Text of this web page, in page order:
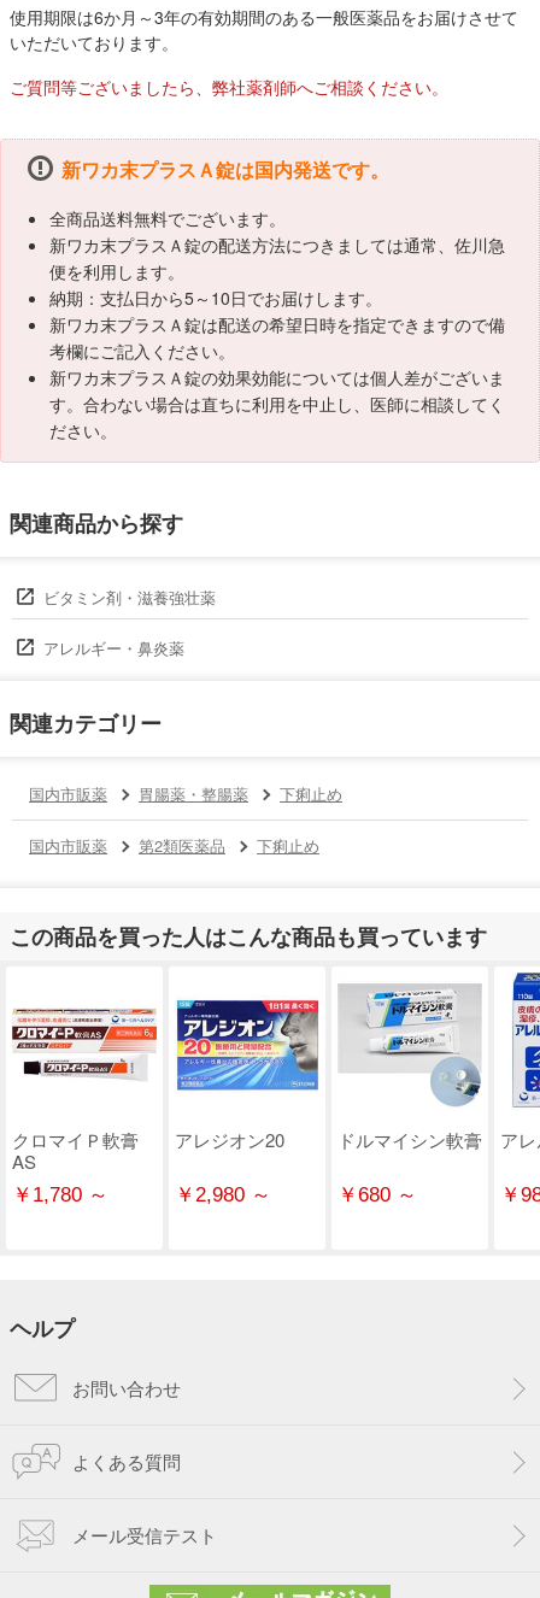
使用期限は6か月～3年の有効期間のある一般医薬品をお届けさせて
いただいております。
ご質問等ございましたら、弊社薬剤師へご相談ください。
新ワカ末プラスＡ錠は国内発送です。
全商品送料無料でございます。
新ワカ末プラスＡ錠の配送方法につきましては通常、佐川急
便を利用します。
納期：支払日から5～10日でお届けします。
新ワカ末プラスＡ錠は配送の希望日時を指定できますので備
考欄にご記入ください。
新ワカ末プラスＡ錠の効果効能については個人差がございま
す。合わない場合は直ちに利用を中止し、医師に相談してく
ださい。
関連商品から探す
ビタミン剤・滋養強壮薬
アレルギー・鼻炎薬
関連カテゴリー
国内市販薬 胃腸薬・整腸薬 下痢止め
国内市販薬 第2類医薬品 下痢止め
この商品を買った人はこんな商品も買っています
クロマイＰ軟膏
AS
￥1,780 ～
アレジオン20
￥2,980 ～
ドルマイシン軟膏
￥680 ～
ア
￥
ヘルプ
お問い合わせ
よくある質問
メール受信テスト